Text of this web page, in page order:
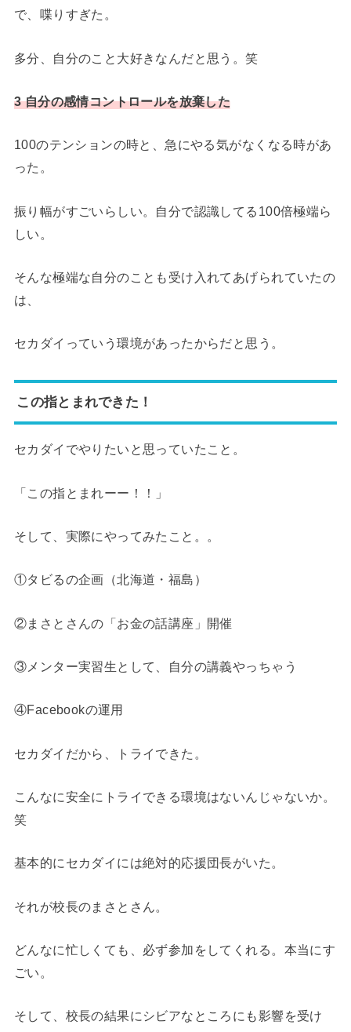
で、喋りすぎた。
多分、自分のこと大好きなんだと思う。笑
3 自分の感情コントロールを放棄した
100のテンションの時と、急にやる気がなくなる時があ
った。
振り幅がすごいらしい。自分で認識してる100倍極端ら
しい。
そんな極端な自分のことも受け入れてあげられていたの
は、
セカダイっていう環境があったからだと思う。
この指とまれできた！
セカダイでやりたいと思っていたこと。
「この指とまれーー！！」
そして、実際にやってみたこと。。
①タビるの企画（北海道・福島）
②まさとさんの「お金の話講座」開催
③メンター実習生として、自分の講義やっちゃう
④Facebookの運用
セカダイだから、トライできた。
こんなに安全にトライできる環境はないんじゃないか。
笑
基本的にセカダイには絶対的応援団長がいた。
それが校長のまさとさん。
どんなに忙しくても、必ず参加をしてくれる。本当にす
ごい。
そして、校長の結果にシビアなところにも影響を受け